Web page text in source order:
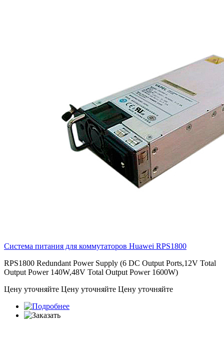
Система питания для коммутаторов Huawei RPS1800
RPS1800 Redundant Power Supply (6 DC Output Ports,12V Total
Output Power 140W,48V Total Output Power 1600W)
Цену уточняйте Цену уточняйте Цену уточняйте